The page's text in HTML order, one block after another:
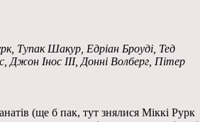
Тупак Шакур, Едріан Броуді, Тед
Джон Інос III, Донні Волберг, Пітер
(ще б пак, тут знялися Міккі Рурк